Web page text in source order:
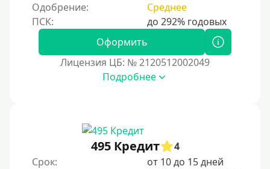
Без номера телефона
На телефон
Бесплатно и без обязательной подписки
Без звонков и проверок
Онлайн круглосуточно
На карту круглосуточно
Деньги в долг
Одобрение:
Среднее
Оформить
Лицензия ЦБ: № 2120512002049
Подробнее
495 Кредит
4
Срок:
от 10 до 15 дней